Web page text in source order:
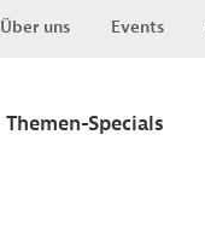
Über uns Events
Themen-Specials